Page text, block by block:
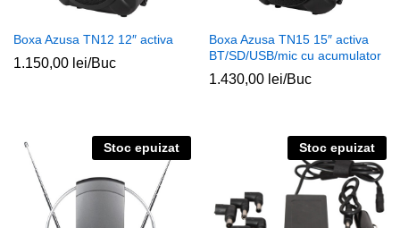
Boxa Azusa TN12 12″ activa
1.150,00 lei/Buc
Boxa Azusa TN15 15″ activa
BT/SD/USB/mic cu acumulator
1.430,00 lei/Buc
Stoc epuizat Stoc epuizat